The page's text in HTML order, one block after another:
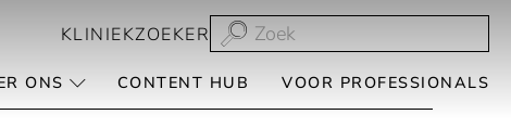
ONS CONTENT HUB VOOR PROFESSIONALS
KLINIEKZOEKER